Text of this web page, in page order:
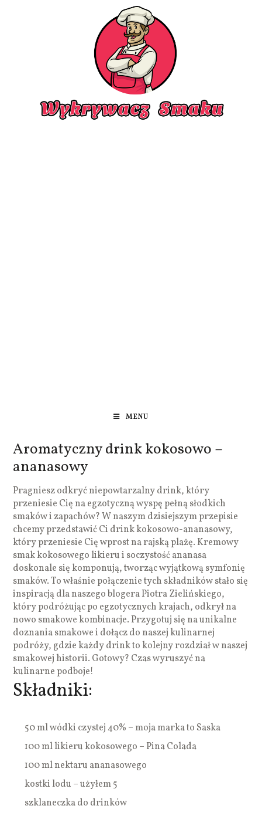
MENU
Aromatyczny drink kokosowo –
ananasowy
Pragniesz odkryć niepowtarzalny drink, który
przeniesie Cię na egzotyczną wyspę pełną słodkich
smaków i zapachów? W naszym dzisiejszym przepisie
chcemy przedstawić Ci drink kokosowo-ananasowy,
który przeniesie Cię wprost na rajską plażę. Kremowy
smak kokosowego likieru i soczystość ananasa
doskonale się komponują, tworząc wyjątkową symfonię
smaków. To właśnie połączenie tych składników stało się
inspiracją dla naszego blogera Piotra Zielińskiego,
który podróżując po egzotycznych krajach, odkrył na
nowo smakowe kombinacje. Przygotuj się na unikalne
doznania smakowe i dołącz do naszej kulinarnej
podróży, gdzie każdy drink to kolejny rozdział w naszej
smakowej historii. Gotowy? Czas wyruszyć na
kulinarne podboje!
Składniki:
50 ml wódki czystej 40% – moja marka to Saska
100 ml likieru kokosowego – Pina Colada
100 ml nektaru ananasowego
kostki lodu – użyłem 5
szklaneczka do drinków